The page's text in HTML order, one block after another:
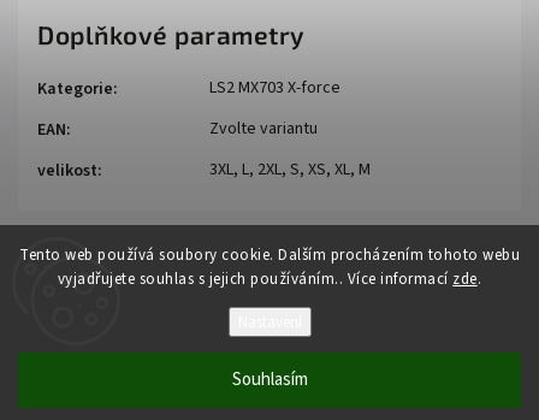
Tento web používá soubory cookie. Dalším procházením tohoto webu
vyjadřujete souhlas s jejich používáním.. Více informací zde.
Souhlasím
Doplňkové parametry
Kategorie:
LS2 MX703 X-force
EAN:
Zvolte variantu
velikost: 3XL, L, 2XL, S, XS, XL, M
Auto - moto. Všechna práva vyhrazena.